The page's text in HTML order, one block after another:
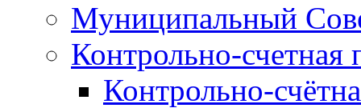
Муниципальный
Контрольно-счетная
Контрольно-